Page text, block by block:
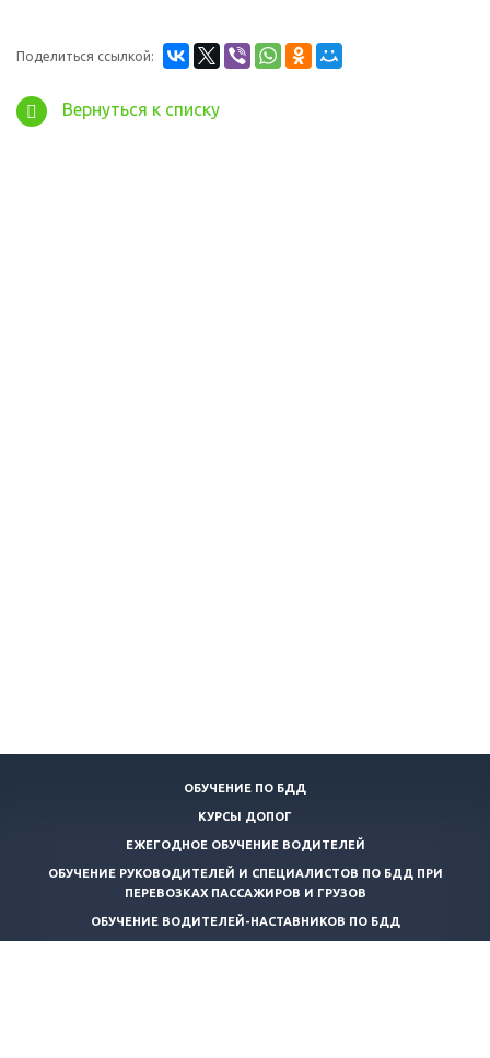
Поделиться ссылкой:
Вернуться к списку
ОБУЧЕНИЕ ПО БДД
КУРСЫ ДОПОГ
ЕЖЕГОДНОЕ ОБУЧЕНИЕ ВОДИТЕЛЕЙ
ОБУЧЕНИЕ РУКОВОДИТЕЛЕЙ И СПЕЦИАЛИСТОВ ПО БДД ПРИ
ПЕРЕВОЗКАХ ПАССАЖИРОВ И ГРУЗОВ
ОБУЧЕНИЕ ВОДИТЕЛЕЙ-НАСТАВНИКОВ ПО БДД